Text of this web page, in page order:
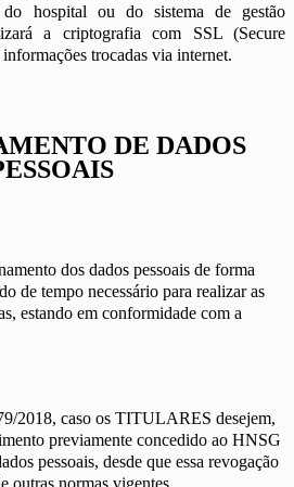
do hospital ou do sistema de gestão
a criptografia com SSL (Secure
trocadas via internet.
DE DADOS
dos dados pessoais de forma
de tempo necessário para realizar as
estando em conformidade com a
2018, caso os TITULARES desejem,
previamente concedido ao HNSG
pessoais, desde que essa revogação
outras normas vigentes.